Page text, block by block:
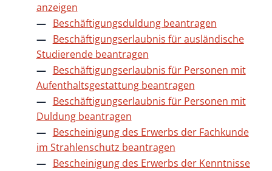
anzeigen
Beschäftigungsduldung beantragen
Beschäftigungserlaubnis für ausländische
Studierende beantragen
Beschäftigungserlaubnis für Personen mit
Aufenthaltsgestattung beantragen
Beschäftigungserlaubnis für Personen mit
Duldung beantragen
Bescheinigung des Erwerbs der Fachkunde
im Strahlenschutz beantragen
Bescheinigung des Erwerbs der Kenntnisse